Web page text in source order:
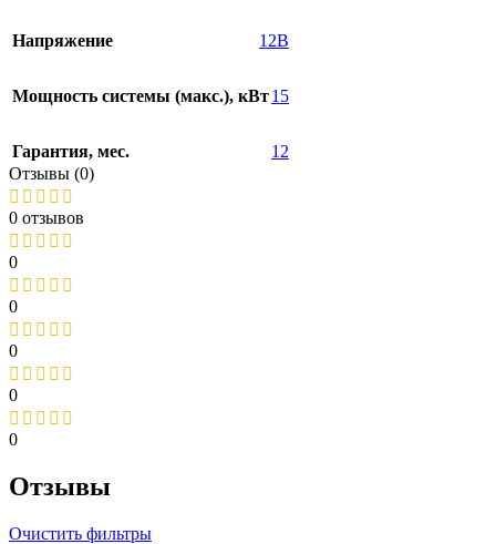
Напряжение 12В
Мощность системы (макс.), кВт15
Гарантия, мес.
12
Отзывы (0)
0 отзывов
0
0
0
0
0
Отзывы
Очистить фильтры